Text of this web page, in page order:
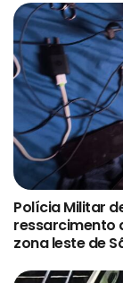
Polícia Militar
ressarcimento
zona leste de